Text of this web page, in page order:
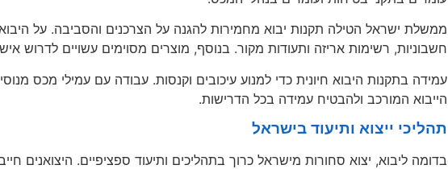
ממשלת ישראל הטילה תקנות יבוא מחמירות להגנה על הצרכנים והסביבה. על
חשבוניות, רשימות אריזה ותעודות מקור. בנוסף, מוצרים מסוימים עשויים לדרוש
עמידה בתקנות היבוא חיונית כדי למנוע עיכובים וקנסות. עבודה עם עמילי מכס
הייבוא המורכב ולהבטיח עמידה בכל הדרישות.
תהליכי ייצוא ותיעוד בישראל
בדומה ליבוא, יצוא סחורות מישראל כרוך בתהליכים ותיעוד ספציפיים. היצואנים